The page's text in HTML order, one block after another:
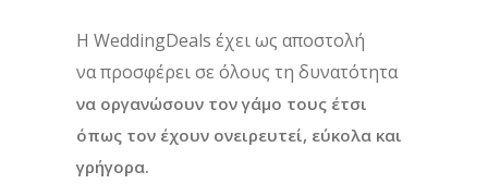
H WeddingDeals έχει ως αποστολή
να προσφέρει σε όλους τη δυνατότητα
να οργανώσουν τον γάμο τους έτσι
όπως τον έχουν ονειρευτεί, εύκολα και
γρήγορα.